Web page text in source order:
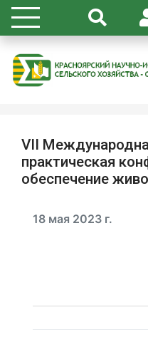
VII
практическая
обеспечение
18 мая 2023 г.